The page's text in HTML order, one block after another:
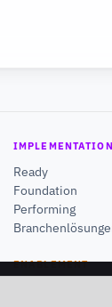
IMPLEMENTATION
Ready
Foundation
Performing
ENABLEMENT